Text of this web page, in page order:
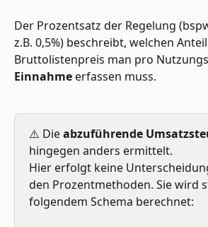
Der Prozentsatz der Regelung
z.B. 0,5%) beschreibt, welchen
Bruttolistenpreis man pro
Einnahme erfassen muss.
⚠️ Die abzuführende
hingegen anders ermittelt.
Hier erfolgt keine
den Prozentmethoden. Sie wird
folgendem Schema berechnet: